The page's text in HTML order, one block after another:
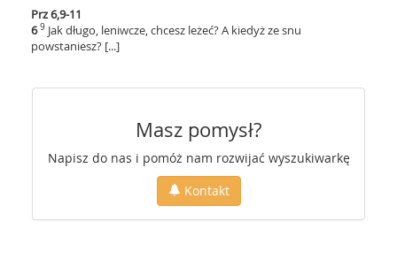
Prz 6,9-11
6 9 Jak długo, leniwcze, chcesz leżeć? A kiedyż ze snu
powstaniesz? [...]
Masz pomysł?
Napisz do nas i pomóż nam rozwijać wyszukiwarkę
Kontakt